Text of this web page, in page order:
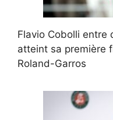
Flavio Cobolli entre
atteint sa première
Roland-Garros